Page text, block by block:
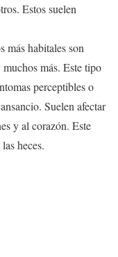
Estos suelen
más habitales son
más. Este tipo
perceptibles o
Suelen afectar
y al corazón. Este
heces.